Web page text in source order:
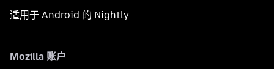
适用于 Android 的 Nightly
Mozilla 账户